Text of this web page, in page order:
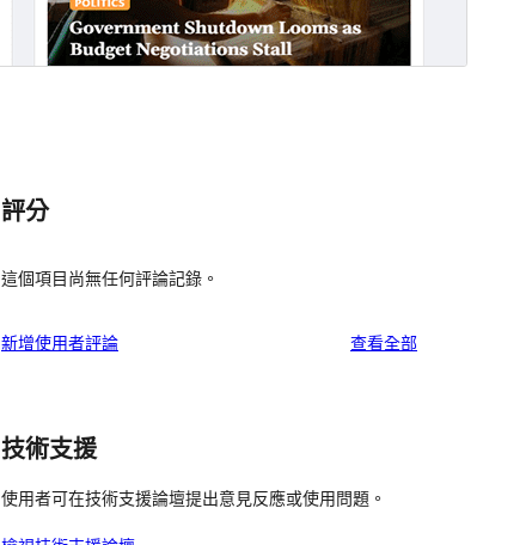
評分
這個項目尚無任何評論記錄。
新增使用者評論 查看全部使
技術支援
使用者可在技術支援論壇提出意見反應或使用問題。